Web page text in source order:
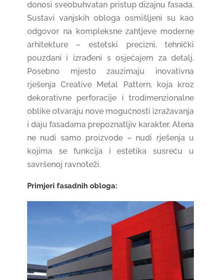
donosi sveobuhvatan pristup dizajnu fasada.
Sustavi vanjskih obloga osmišljeni su kao
odgovor na kompleksne zahtjeve moderne
arhitekture – estetski precizni, tehnički
pouzdani i izrađeni s osjećajem za detalj.
Posebno mjesto zauzimaju inovativna
rješenja Creative Metal Pattern, koja kroz
dekorativne perforacije i trodimenzionalne
oblike otvaraju nove mogućnosti izražavanja
i daju fasadama prepoznatljiv karakter. Atena
ne nudi samo proizvode – nudi rješenja u
kojima se funkcija i estetika susreću u
savršenoj ravnoteži.
Primjeri fasadnih obloga: